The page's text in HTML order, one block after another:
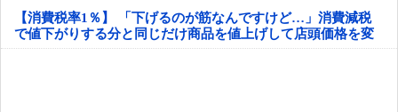
【消費税率1％】 「下げるのが筋なんですけど…」消費減税
で値下がりする分と同じだけ商品を値上げして店頭価格を変
えない店も